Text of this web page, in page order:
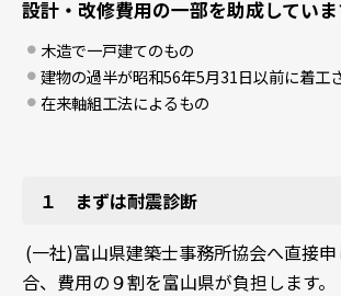
設計・改修費用の一部を助成していま
木造で一戸建てのもの
建物の過半が昭和56年5月31日以前に着工
在来軸組工法によるもの
１ まずは耐震診断
(一社)富山県建築士事務所協会へ直接
合、費用の９割を富山県が負担します。